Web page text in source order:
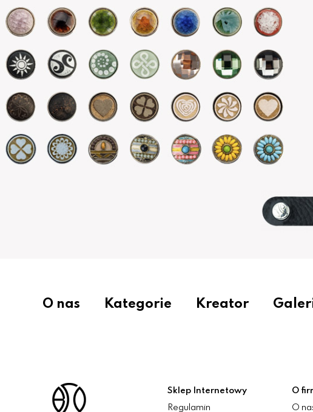
O nas Kategorie Kreator
Sklep Internetowy
Regulamin
O
O